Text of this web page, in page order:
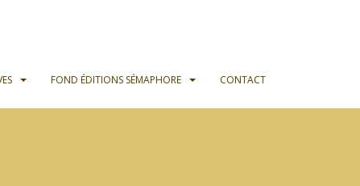
FOND ÉDITIONS SÉMAPHORE CONTACT